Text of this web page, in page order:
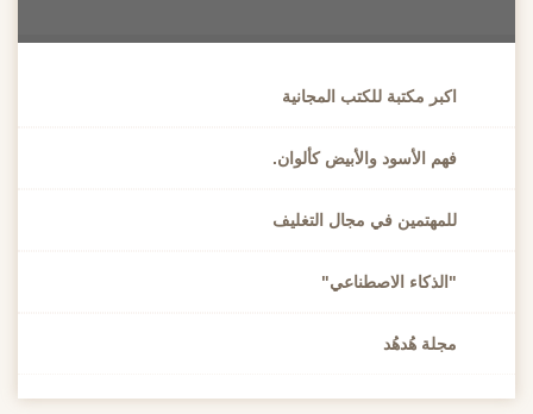
اكبر مكتبة للكتب المجانية
فهم الأسود والأبيض كألوان.
للمهتمين في مجال التغليف
"الذكاء الاصطناعي"
مجلة هُدهُد